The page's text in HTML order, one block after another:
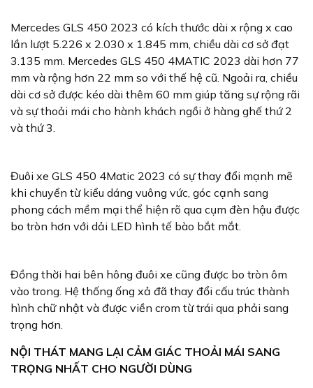
Mercedes GLS 450 2023 có kích thước dài x rộng x cao
lần lượt 5.226 x 2.030 x 1.845 mm, chiều dài cơ sở đạt
3.135 mm. Mercedes GLS 450 4MATIC 2023 dài hơn 77
mm và rộng hơn 22 mm so với thế hệ cũ. Ngoải ra, chiều
dài cơ sở được kéo dài thêm 60 mm giúp tăng sự rộng rãi
và sự thoải mái cho hành khách ngồi ở hàng ghế thứ 2
và thứ 3.
Đuôi xe GLS 450 4Matic 2023 có sự thay đổi mạnh mẽ
khi chuyển từ kiểu dáng vuông vức, góc cạnh sang
phong cách mềm mại thể hiện rõ qua cụm đèn hậu được
bo tròn hơn với dải LED hình tế bào bắt mắt.
Đồng thời hai bên hông đuôi xe cũng được bo tròn ôm
vào trong. Hệ thống ống xả đã thay đổi cấu trúc thành
hình chữ nhật và được viền crom từ trái qua phải sang
trọng hơn.
NỘI THÁT MANG LẠI CẢM GIÁC THOẢI MÁI SANG
TRỌNG NHẤT CHO NGƯỜI DÙNG